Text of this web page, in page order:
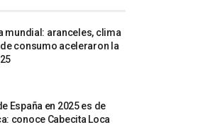
mundial: aranceles, clima
consumo aceleraron la
España en 2025 es de
conoce Cabecita Loca